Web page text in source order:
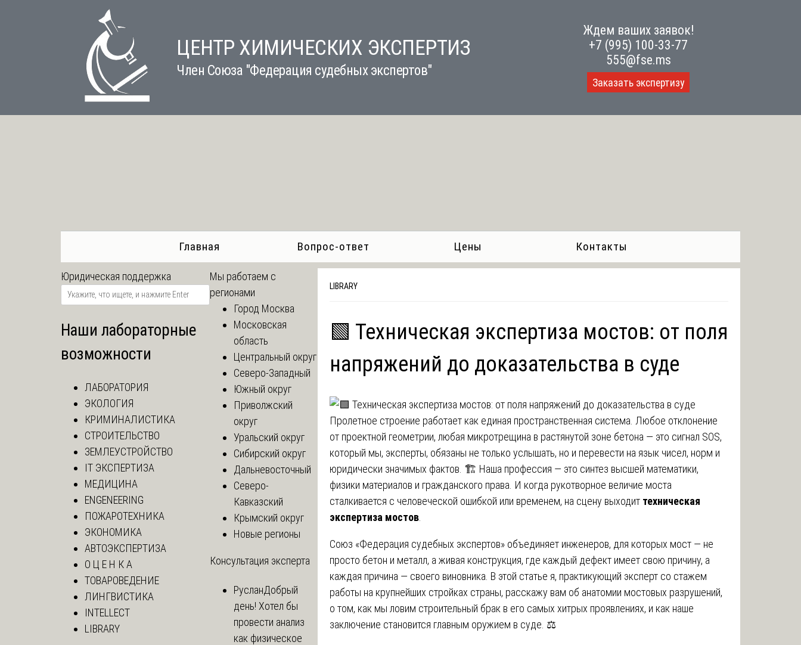
ЦЕНТР ХИМИЧЕСКИХ ЭКСПЕРТИЗ
Член Союза "Федерация судебных экспертов"
Ждем ваших заявок!
+7 (995) 100-33-77
555@fse.ms
Заказать экспертизу
Главная Вопрос-ответ Цены Контакты
LIBRARY
🟩 Техническая экспертиза мостов: от поля
напряжений до доказательства в суде
Пролетное строение работает как единая пространственная система. Любое отклонение
от проектной геометрии, любая микротрещина в растянутой зоне бетона — это сигнал SOS,
который мы, эксперты, обязаны не только услышать, но и перевести на язык чисел, норм и
юридически значимых фактов. 🏗️ Наша профессия — это синтез высшей математики,
физики материалов и гражданского права. И когда рукотворное величие моста
сталкивается с человеческой ошибкой или временем, на сцену выходит техническая
экспертиза мостов
Союз «Федерация судебных экспертов» объединяет инженеров, для которых мост — не
просто бетон и металл, а живая конструкция, где каждый дефект имеет свою причину, а
каждая причина — своего виновника. В этой статье я, практикующий эксперт со стажем
работы на крупнейших стройках страны, расскажу вам об анатомии мостовых разрушений,
о том, как мы ловим строительный брак в его самых хитрых проявлениях, и как наше
заключение становится главным оружием в суде. ⚖️
Юридическая поддержка
Наши лабораторные
возможности
ЛАБОРАТОРИЯ
ЭКОЛОГИЯ
КРИМИНАЛИСТИКА
СТРОИТЕЛЬСТВО
ЗЕМЛЕУСТРОЙСТВО
IT ЭКСПЕРТИЗА
МЕДИЦИНА
ENGENEERING
ПОЖАРОТЕХНИКА
ЭКОНОМИКА
АВТОЭКСПЕРТИЗА
О Ц Е Н К А
ТОВАРОВЕДЕНИЕ
ЛИНГВИСТИКА
INTELLECT
LIBRARY
Мы работаем с
регионами
Город Москва
Московская
область
Центральный округ
Северо-Западный
Южный округ
Приволжский
округ
Уральский округ
Сибирский округ
Дальневосточный
Северо-
Кавказский
Крымский округ
Новые регионы
Консультация эксперта
РусланДобрый
день! Хотел бы
провести анализ
как физическое